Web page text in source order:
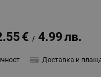
€ / 4.99лв.
Доставка и